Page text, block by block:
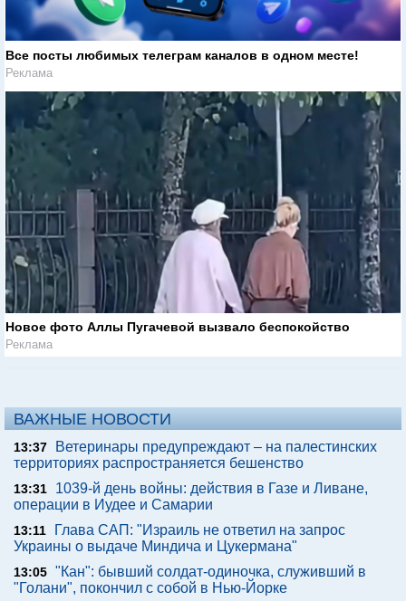
Все посты любимых телеграм каналов в одном месте!
Реклама
Новое фото Аллы Пугачевой вызвало беспокойство
Реклама
ВАЖНЫЕ НОВОСТИ
13:37
Ветеринары предупреждают – на палестинских
территориях распространяется бешенство
13:31
1039-й день войны: действия в Газе и Ливане,
операции в Иудее и Самарии
13:11
Глава САП: "Израиль не ответил на запрос
Украины о выдаче Миндича и Цукермана"
13:05 "Кан": бывший солдат-одиночка, служивший в
"Голани", покончил с собой в Нью-Йорке